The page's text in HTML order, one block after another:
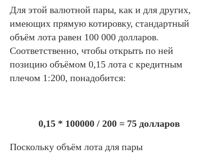
Для этой валютной пары, как и для других,
имеющих прямую котировку, стандартный
объём лота равен 100 000 долларов.
Соответственно, чтобы открыть по ней
позицию объёмом 0,15 лота с кредитным
плечом 1:200, понадобится:
0,15 * 100000 / 200 = 75 долларов
Поскольку объём лота для пары